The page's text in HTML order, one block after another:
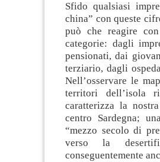
Sfido qualsiasi
china” con queste
può che reagire
categorie: dagli
pensionati, dai
terziario, dagli
Nell’osservare le
territori dell’isola
caratterizza la
centro Sardegna;
“mezzo secolo di
verso la
conseguentemente